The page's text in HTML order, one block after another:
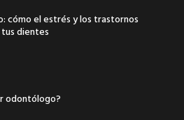
cómo el estrés y los trastornos
dientes
odontólogo?